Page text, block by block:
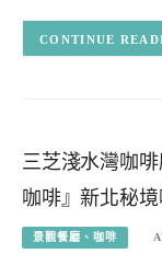
CONTINUE
三芝淺水灣咖
咖啡』新北秘
景觀餐廳、咖啡